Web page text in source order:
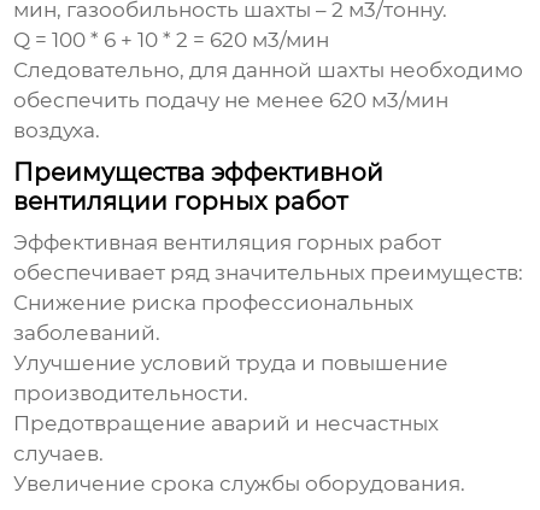
мин, газообильность шахты – 2 м3/тонну.
Q = 100 * 6 + 10 * 2 = 620 м3/мин
Следовательно, для данной шахты необходимо
обеспечить подачу не менее 620 м3/мин
воздуха.
Преимущества эффективной
вентиляции горных работ
Эффективная вентиляция горных работ
обеспечивает ряд значительных преимуществ:
Снижение риска профессиональных
заболеваний.
Улучшение условий труда и повышение
производительности.
Предотвращение аварий и несчастных
случаев.
Увеличение срока службы оборудования.